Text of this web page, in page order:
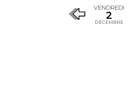
VENDREDI
2
DÉCEMBRE